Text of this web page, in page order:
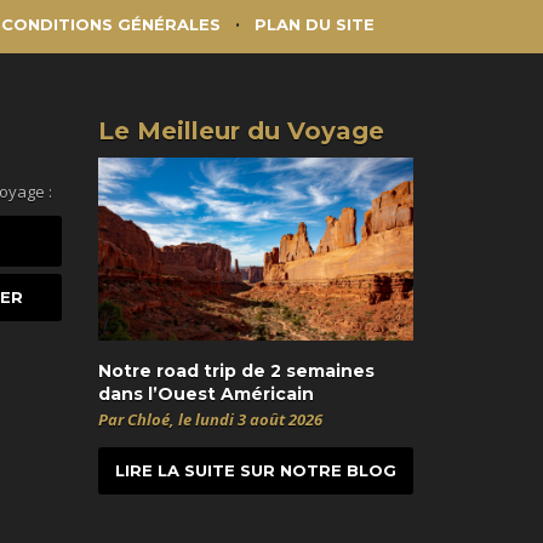
CONDITIONS GÉNÉRALES PLAN DU SITE
:
Le Meilleur du Voyage
Notre road trip de 2 semaines
dans l’Ouest Américain
Par Chloé, le lundi 3 août 2026
LIRE LA SUITE SUR NOTRE BLOG